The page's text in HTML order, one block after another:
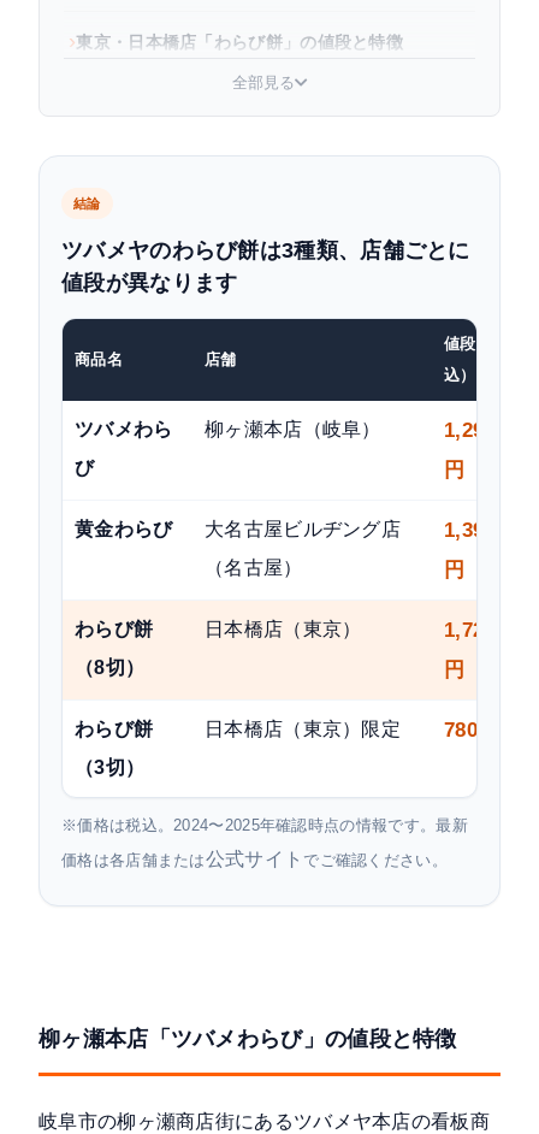
東京・日本橋店「わらび餅」の値段と特徴
3つのわらび餅、どれを選ぶ？
通販・催事で購入する方法
よくある質問
まとめ
全部見る
結論
ツバメヤのわらび餅は3種類、店舗ごとに
値段が異なります
商品名 店舗
値段（税
込）
ツバメわら
び
柳ヶ瀬本店（岐阜）
1,296
円
黄金わらび
大名古屋ビルヂング店
（名古屋）
1,393
円
わらび餅
（8切）
日本橋店（東京）
1,720
円
わらび餅
（3切）
日本橋店（東京）限定 780円
※価格は税込。2024〜2025年確認時点の情報です。最新
価格は各店舗または公式サイト でご確認ください。
柳ヶ瀬本店「ツバメわらび」の値段と特徴
岐阜市の柳ヶ瀬商店街にあるツバメヤ本店の看板商